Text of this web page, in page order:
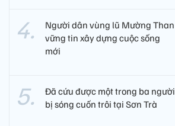
Người dân vùng lũ Mường Than
vững tin xây dựng cuộc sống
mới
Đã cứu được một trong ba người
bị sóng cuốn trôi tại Sơn Trà